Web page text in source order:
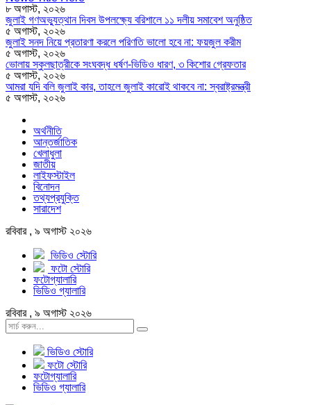
৮ অগাস্ট, ২০২৬
জুলাই গণঅভ্যুত্থান দিবস উপলক্ষ্যে বরিশালে ১১ দলীয় সমাবেশ অনুষ্ঠিত
৫ অগাস্ট, ২০২৬
জুলাই সনদ নিয়ে প্রতারণা করলে পরিণতি ভালো হবে না: ফয়জুল করীম
৫ অগাস্ট, ২০২৬
ভোলায় স্কুলছাত্রীকে সংঘবদ্ধ ধর্ষণ-ভিডিও ধারণ, ৩ কিশোর গ্রেফতার
৫ অগাস্ট, ২০২৬
আমরা যদি বলি জুলাই কার, তাহলে জুলাই কারোই থাকবে না: স্বরাষ্ট্রমন্ত্রী
৫ অগাস্ট, ২০২৬
অর্থনীতি
আন্তর্জাতিক
খেলাধুলা
জাতীয়
লাইফস্টাইল
বিনোদন
তথ্যপ্রযুক্তি
সারাদেশ
রবিবার , ৯ অগাস্ট ২০২৬
ভিডিও স্টোরি
ফটো স্টোরি
ফটোগ্যালারি
ভিডিও গ্যালারি
রবিবার , ৯ অগাস্ট ২০২৬
ভিডিও স্টোরি
ফটো স্টোরি
ফটোগ্যালারি
ভিডিও গ্যালারি